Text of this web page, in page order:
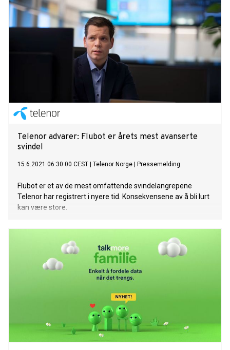
Telenor advarer: Flubot er årets mest avanserte
svindel
15.6.2021 06:30:00 CEST Telenor Norge Pressemelding
Flubot er et av de mest omfattende svindelangrepene
Telenor har registrert i nyere tid. Konsekvensene av å bli lurt
kan være store.